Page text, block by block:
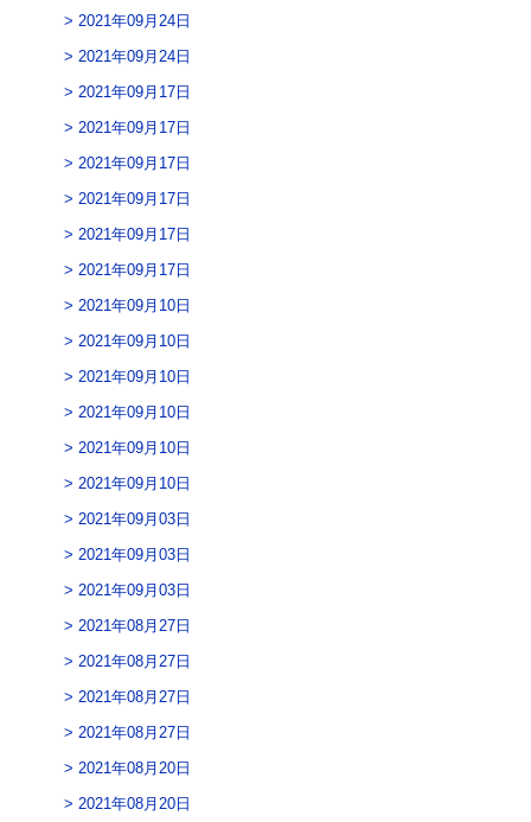
2021年09月24日
2021年09月24日
2021年09月17日
2021年09月17日
2021年09月17日
2021年09月17日
2021年09月17日
2021年09月17日
2021年09月10日
2021年09月10日
2021年09月10日
2021年09月10日
2021年09月10日
2021年09月10日
2021年09月03日
2021年09月03日
2021年09月03日
2021年08月27日
2021年08月27日
2021年08月27日
2021年08月27日
2021年08月20日
2021年08月20日